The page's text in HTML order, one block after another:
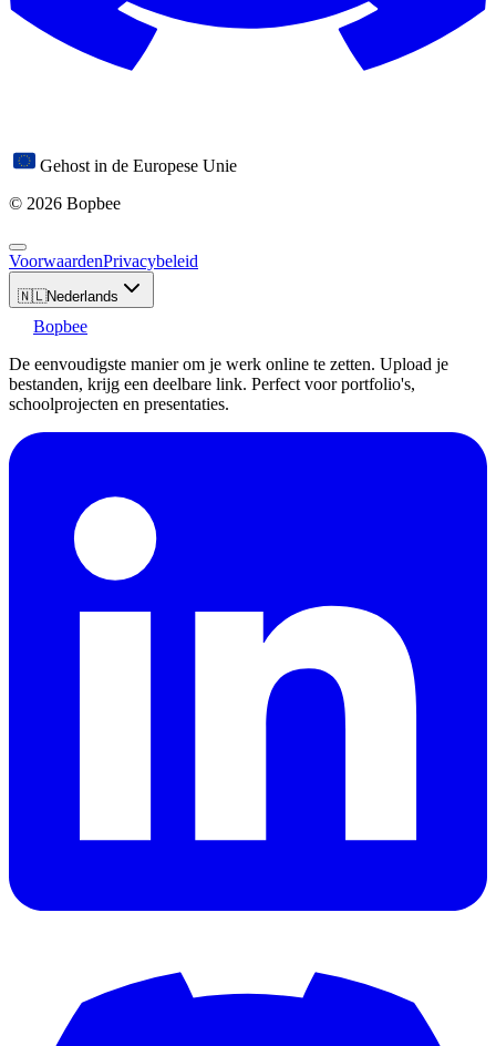
Gehost in de Europese Unie
© 2026 Bopbee
VoorwaardenPrivacybeleid
🇳🇱Nederlands
Bopbee
De eenvoudigste manier om je werk online te zetten. Upload je
bestanden, krijg een deelbare link. Perfect voor portfolio's,
schoolprojecten en presentaties.